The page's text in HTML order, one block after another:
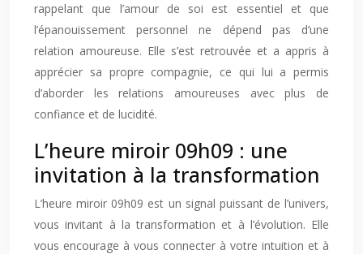
rappelant que l’amour de soi est essentiel et que
l’épanouissement personnel ne dépend pas d’une
relation amoureuse. Elle s’est retrouvée et a appris à
apprécier sa propre compagnie, ce qui lui a permis
d’aborder les relations amoureuses avec plus de
confiance et de lucidité.
L’heure miroir 09h09 : une
invitation à la transformation
L’heure miroir 09h09 est un signal puissant de l’univers,
vous invitant à la transformation et à l’évolution. Elle
vous encourage à vous connecter à votre intuition et à